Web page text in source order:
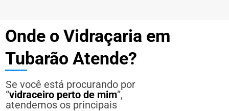
Onde o Vidraçaria em
Tubarão Atende?
Se você está procurando por
“vidraceiro perto de mim”,
atendemos os principais